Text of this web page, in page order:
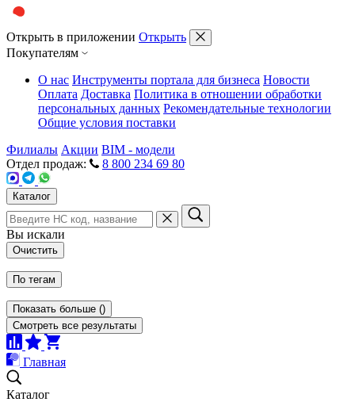
Открыть в приложении Открыть
Покупателям
О нас Инструменты портала для бизнеса Новости
Оплата Доставка Политика в отношении обработки
персональных данных Рекомендательные технологии
Общие условия поставки
Филиалы Акции BIM - модели
Отдел продаж:
8 800 234 69 80
Каталог
Вы искали
Очистить
По тегам
Показать больше ()
Смотреть все результаты
Главная
Каталог